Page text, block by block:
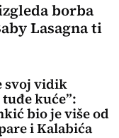
borba
Lasagna ti
svoj vidik
kuće”:
bio je više od
i Kalabića